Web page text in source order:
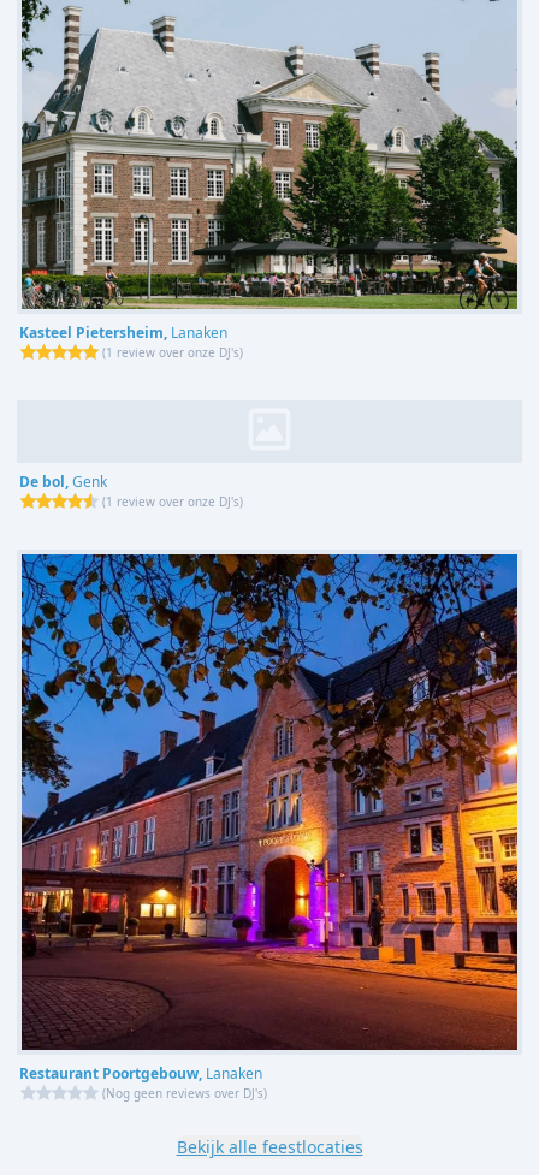
Kasteel Pietersheim, Lanaken
(1 review over onze DJ's)
De bol,Genk
(1 review over onze DJ's)
Restaurant Poortgebouw, Lanaken
(Nog geen reviews over DJ's)
Bekijk alle feestlocaties